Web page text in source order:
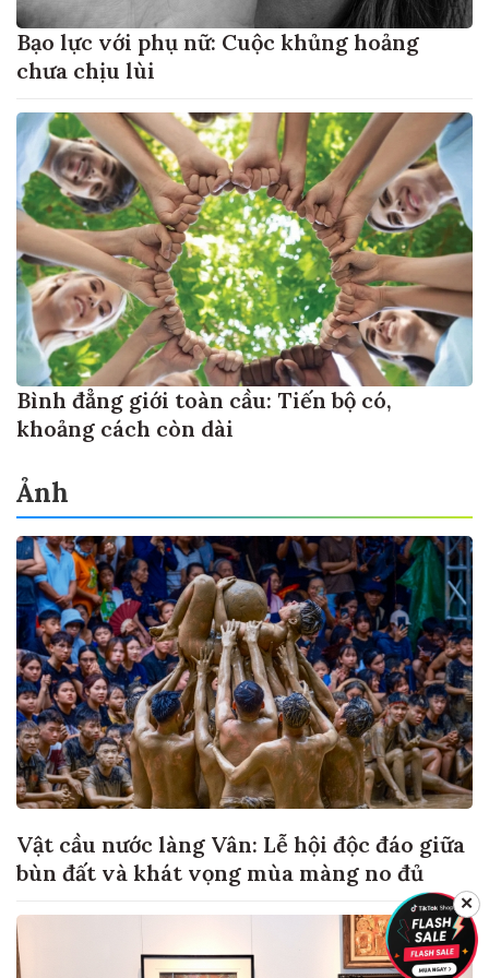
Bạo lực với phụ nữ: Cuộc khủng hoảng
chưa chịu lùi
Bình đẳng giới toàn cầu: Tiến bộ có,
khoảng cách còn dài
Ảnh
Vật cầu nước làng Vân: Lễ hội độc đáo giữa
bùn đất và khát vọng mùa màng no đủ
✕